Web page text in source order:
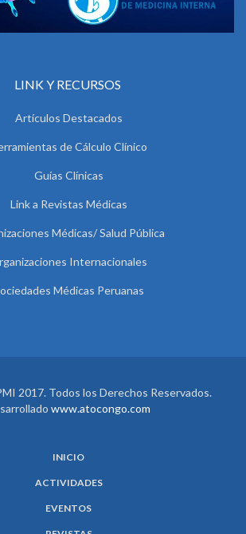
LINK Y RECURSOS
Artículos Destacados
de Cálculo Clínico
Guías Clínicas
Link a Revistas Médicas
Médicas/ Salud Pública
Internacionales
Médicas Peruanas
2017. Todos los Derechos Reservados.
www.atocongo.com
INICIO
ACTIVIDADES
EVENTOS